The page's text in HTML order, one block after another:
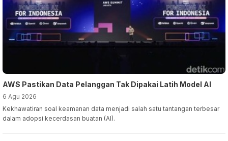
AWS Pastikan Data Pelanggan Tak Dipakai Latih Model AI
6 Agu 2026
Kekhawatiran soal keamanan data menjadi salah satu tantangan terbesar
dalam adopsi kecerdasan buatan (AI).